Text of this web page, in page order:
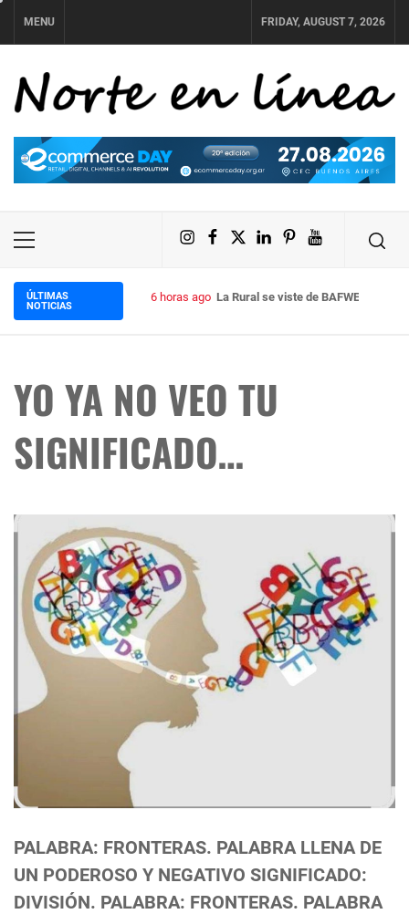
Skip
to
content
MENU FRIDAY, AUGUST 7, 2026
NORTE EN LÍNEA
Primary
Instagram
Facebook
X LinkedIn
PinterestYouTube
ÚLTIMAS
NOTICIAS
6 horas ago La Rural se viste de BAFWEEK:
YO YA NO VEO TU
SIGNIFICADO…
PALABRA: FRONTERAS. PALABRA LLENA DE
UN PODEROSO Y NEGATIVO SIGNIFICADO:
DIVISIÓN. PALABRA: FRONTERAS. PALABRA